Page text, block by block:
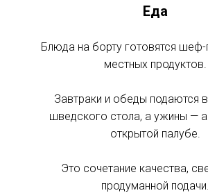
Еда
Блюда на борту готовятся
местных продуктов.
Завтраки и обеды подаются
шведского стола, а ужины —
открытой палубе.
Это сочетание качества,
продуманной подачи.